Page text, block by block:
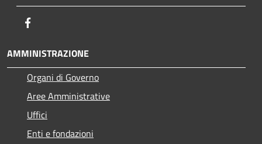
AMMINISTRAZIONE
Organi di Governo
Aree Amministrative
Uffici
Enti e fondazioni